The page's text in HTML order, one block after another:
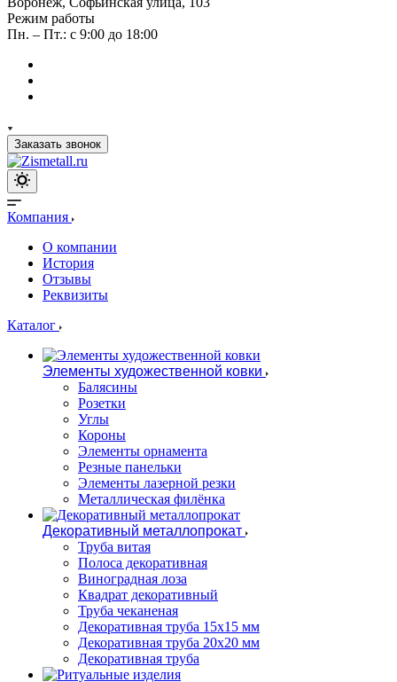
Режим работы
Пн. – Пт.: с 9:00 до 18:00
Заказать звонок
Компания
О компании
История
Отзывы
Реквизиты
Каталог
Элементы художественной ковки
Балясины
Розетки
Углы
Короны
Элементы орнамента
Резные панельки
Элементы лазерной резки
Металлическая филёнка
Декоративный металлопрокат
Труба витая
Полоса декоративная
Виноградная лоза
Квадрат декоративный
Труба чеканеная
Декоративная труба 15х15 мм
Декоративная труба 20х20 мм
Декоративная труба